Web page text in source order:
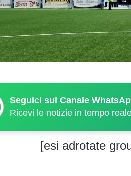
Seguici sul Canale
Ricevi le notizie in tempo
[esi adrotate